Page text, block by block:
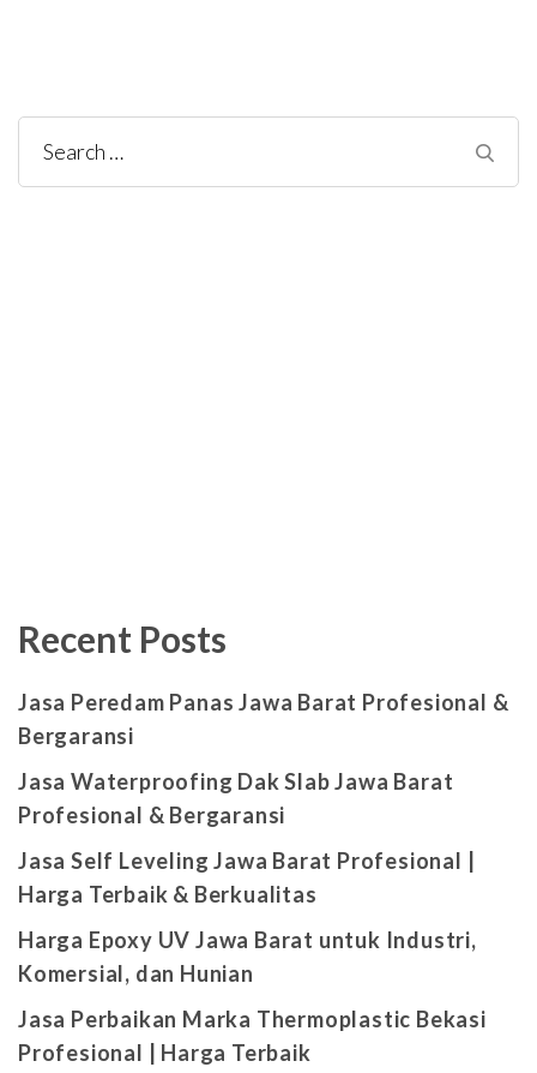
Search
for:
Recent Posts
Jasa Peredam Panas Jawa Barat Profesional &
Bergaransi
Jasa Waterproofing Dak Slab Jawa Barat
Profesional & Bergaransi
Jasa Self Leveling Jawa Barat Profesional |
Harga Terbaik & Berkualitas
Harga Epoxy UV Jawa Barat untuk Industri,
Komersial, dan Hunian
Jasa Perbaikan Marka Thermoplastic Bekasi
Profesional | Harga Terbaik